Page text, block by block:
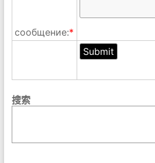
сообщение:*
搜索